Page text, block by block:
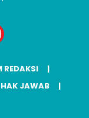
REDAKSI
HAK JAWAB